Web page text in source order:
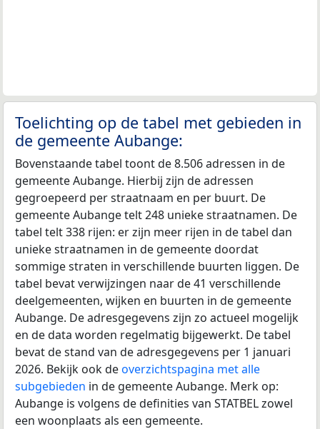
Toelichting op de tabel met gebieden in
de gemeente Aubange:
Bovenstaande tabel toont de 8.506 adressen in de
gemeente Aubange. Hierbij zijn de adressen
gegroepeerd per straatnaam en per buurt. De
gemeente Aubange telt 248 unieke straatnamen. De
tabel telt 338 rijen: er zijn meer rijen in de tabel dan
unieke straatnamen in de gemeente doordat
sommige straten in verschillende buurten liggen. De
tabel bevat verwijzingen naar de 41 verschillende
deelgemeenten, wijken en buurten in de gemeente
Aubange. De adresgegevens zijn zo actueel mogelijk
en de data worden regelmatig bijgewerkt. De tabel
bevat de stand van de adresgegevens per 1 januari
2026. Bekijk ook deoverzichtspagina met alle
subgebieden in de gemeente Aubange. Merk op:
Aubange is volgens de definities van STATBEL zowel
een woonplaats als een gemeente.